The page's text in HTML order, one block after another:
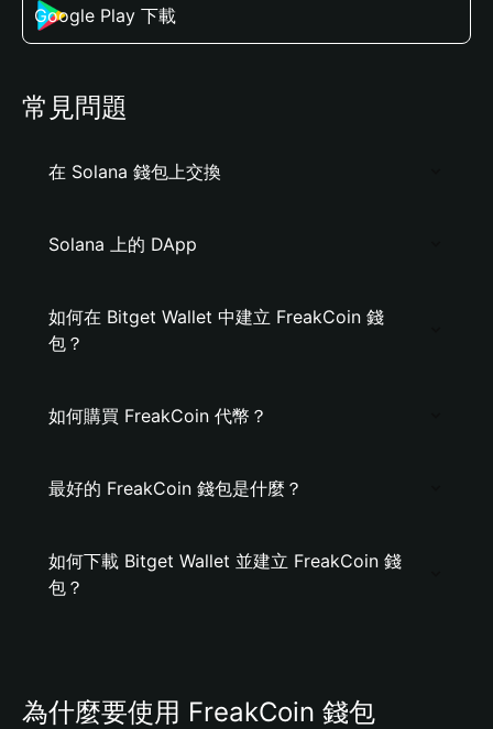
Google Play 下載
常見問題
在 Solana 錢包上交換
Solana 上的 DApp
如何在 Bitget Wallet 中建立 FreakCoin 錢
包？
如何購買 FreakCoin 代幣？
最好的 FreakCoin 錢包是什麼？
如何下載 Bitget Wallet 並建立 FreakCoin 錢
包？
為什麼要使用 FreakCoin 錢包